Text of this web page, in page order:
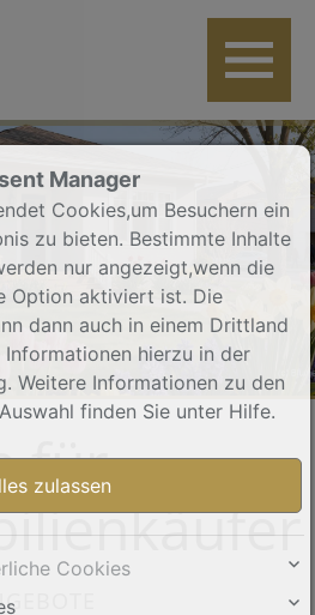
für
Manager
Cookies,um Besuchern ein
zu bieten. Bestimmte Inhalte
nur angezeigt,wenn die
Option aktiviert ist. Die
dann auch in einem Drittland
hierzu in der
Weitere Informationen zu den
finden Sie unter Hilfe.
Cookies